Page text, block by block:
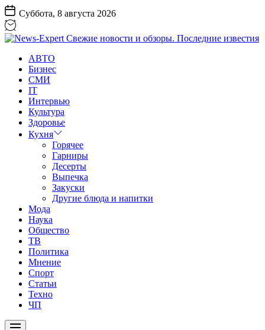
Перейти
к
содержанию
Суббота, 8 августа 2026
Expert
Свежие
новости
обзоры.
Последние
известия
АВТО
Бизнес
СМИ
IT
Интервью
Культура
Здоровье
Кухня
Горячее
Гарниры
Десерты
Выпечка
Закуски
Другие блюда и напитки
Мода
Наука
Общество
ТВ
Политика
Мнение
Спорт
Статьи
Техно
ЧП
Меню